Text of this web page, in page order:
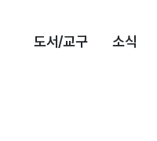
도서/교구 소식